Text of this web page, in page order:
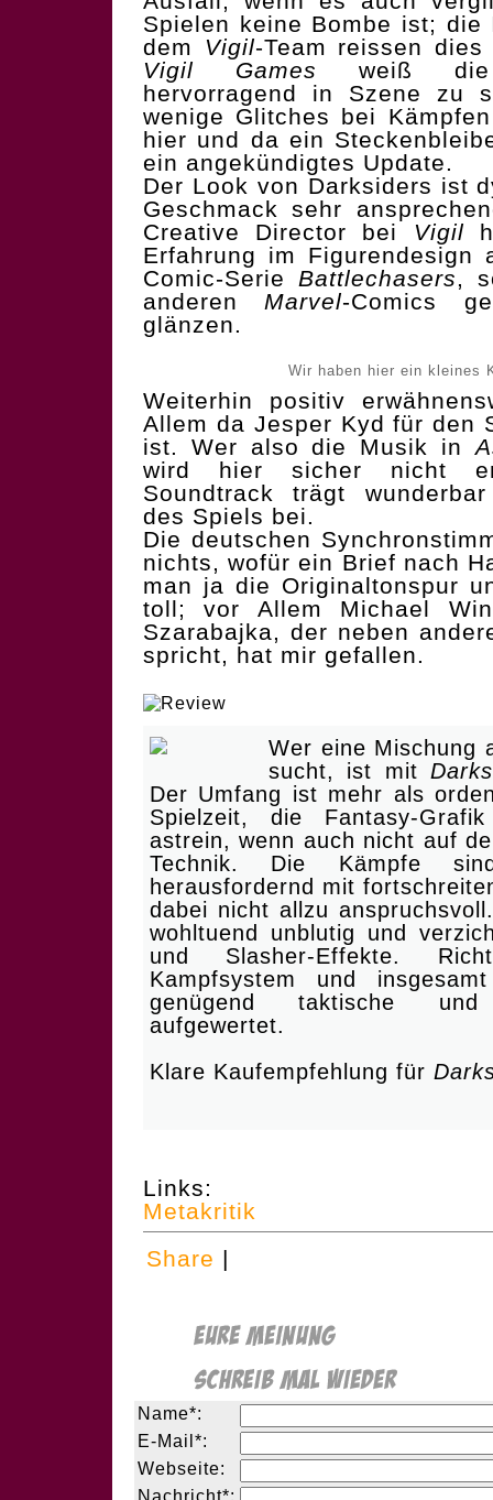
Spielen keine Bombe ist; die
dem
Vigil-Team reissen
Vigil Games weiß die
hervorragend in Szene zu
wenige Glitches bei
hier und da ein
ein angekündigtes Update.
Der Look von Darksiders ist
Geschmack sehr
Creative Director bei
Vigil
Erfahrung im Figurendesign
Comic-Serie Battlechasers,
anderen Marvel-Comics
glänzen.
Wir haben hier ein kleines
Weiterhin positiv
Allem da Jesper Kyd für den
ist. Wer also die Musik in
wird hier sicher nicht
Soundtrack trägt
des Spiels bei.
Die deutschen
nichts, wofür ein Brief nach
man ja die Originaltonspur
toll; vor Allem Michael
Szarabajka, der neben
spricht, hat mir gefallen.
Wer eine Mischung
sucht, ist mit
Der Umfang ist mehr als
Spielzeit, die Fantasy-
astrein, wenn auch nicht auf
Technik. Die Kämpfe
herausfordernd mit
dabei nicht allzu
wohltuend unblutig und
und Slasher-Effekte.
Kampfsystem und
genügend taktische
aufgewertet.
Klare Kaufempfehlung für
Links:
Metakritik
Share |
Name*:
E-Mail*:
Webseite:
Nachricht*: